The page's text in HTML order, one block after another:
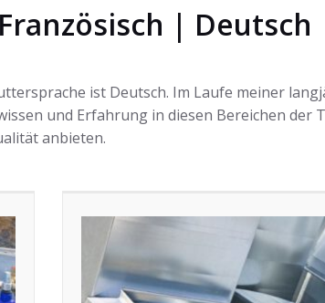
| Deutsch
ist Deutsch. Im Laufe meiner
und Erfahrung in diesen Bereichen der
anbieten.